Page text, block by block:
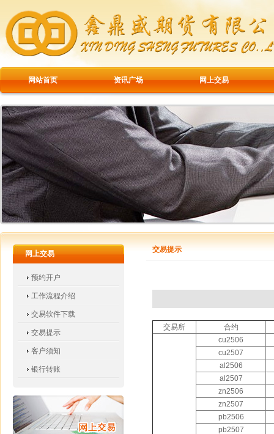
网站首页 资讯广场 网上交易
网上交易
预约开户
工作流程介绍
交易软件下载
交易提示
客户须知
银行转账
交易提示
交易所 合约
cu2506
cu2507
al2506
al2507
zn2506
zn2507
pb2506
pb2507